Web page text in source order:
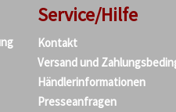
Service/Hilfe
Kontakt
Versand und
Händlerinformationen
Presseanfragen